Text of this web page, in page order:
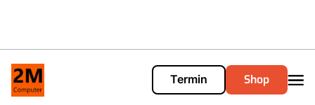
Termin Shop